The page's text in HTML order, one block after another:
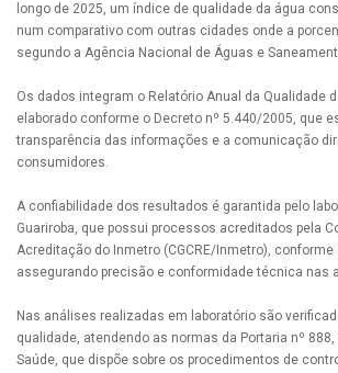
longo de 2025, um índice de qualidade da água
num comparativo com outras cidades onde a
segundo a Agência Nacional de Águas e
Os dados integram o Relatório Anual da Qualidade
elaborado conforme o Decreto nº 5.440/2005, que
transparência das informações e a comunicação
consumidores.
A confiabilidade dos resultados é garantida pelo
Guariroba, que possui processos acreditados pela
Acreditação do Inmetro (CGCRE/Inmetro), conforme
assegurando precisão e conformidade técnica nas
Nas análises realizadas em laboratório são
qualidade, atendendo as normas da Portaria nº
Saúde, que dispõe sobre os procedimentos de